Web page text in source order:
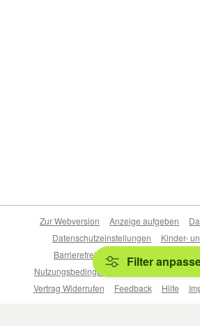
Filter
Zur Webversion Anzeige aufgeben
Datenschutzeinstellungen
Kinder-
Barrierefreiheitserklärung
Nutzungsbedingungen
Beliebte Suchen
Vertrag Widerrufen
Feedback Hilfe